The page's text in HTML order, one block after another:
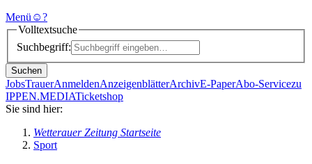
Menü ☺?
Volltextsuche
Suchbegriff:
Suchen
JobsTrauerAnmeldenAnzeigenblätterArchivE-PaperAbo-Servicezu
IPPEN.MEDIATicketshop
Sie sind hier:
Wetterauer Zeitung Startseite
Sport